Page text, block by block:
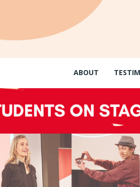
ABOUT